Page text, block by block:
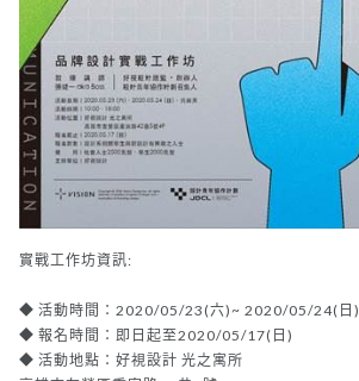
實戰工作坊資訊:
◆ 活動時間：2020/05/23(六)~ 2020/05/24(日)
◆ 報名時間：即日起至2020/05/17(日)
◆ 活動地點：好視設計 光之寓所